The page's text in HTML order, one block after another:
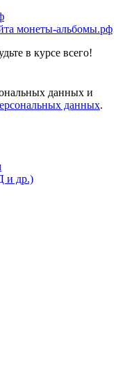
в курсе всего!
данных и
данных.
и др.)